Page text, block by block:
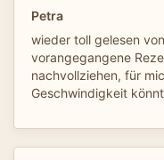
Petra
wieder toll gelesen
vorangegangene
nachvollziehen, für
Geschwindigkeit